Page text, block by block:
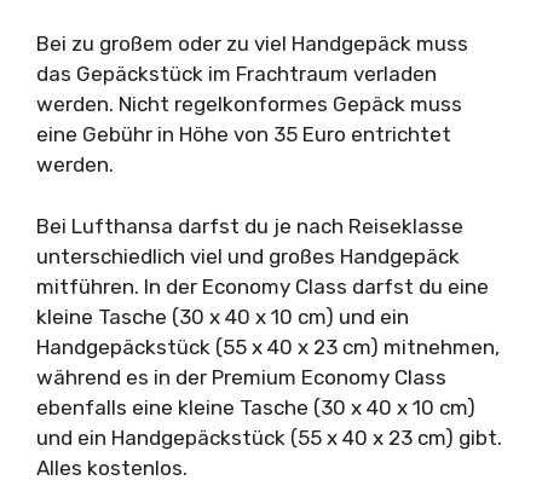
Bei zu großem oder zu viel Handgepäck muss
das Gepäckstück im Frachtraum verladen
werden. Nicht regelkonformes Gepäck muss
eine Gebühr in Höhe von 35 Euro entrichtet
werden.
Bei Lufthansa darfst du je nach Reiseklasse
unterschiedlich viel und großes Handgepäck
mitführen. In der Economy Class darfst du eine
kleine Tasche (30 x 40 x 10 cm) und ein
Handgepäckstück (55 x 40 x 23 cm) mitnehmen,
während es in der Premium Economy Class
ebenfalls eine kleine Tasche (30 x 40 x 10 cm)
und ein Handgepäckstück (55 x 40 x 23 cm) gibt.
Alles kostenlos.